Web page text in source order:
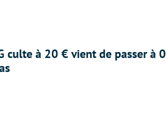
culte à 20 € vient de passer à 0